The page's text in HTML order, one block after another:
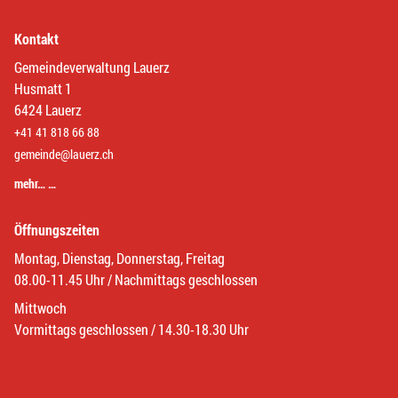
Kontakt
Gemeindeverwaltung Lauerz
Husmatt 1
6424 Lauerz
+41 41 818 66 88
gemeinde@lauerz.ch
mehr… …
Öffnungszeiten
Montag, Dienstag, Donnerstag, Freitag
08.00-11.45 Uhr / Nachmittags geschlossen
Mittwoch
Vormittags geschlossen / 14.30-18.30 Uhr